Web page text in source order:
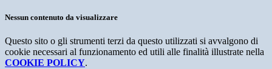
Nessun contenuto da visualizzare
Questo sito o gli strumenti terzi da questo utilizzati si avvalgono di
cookie necessari al funzionamento ed utili alle finalità illustrate nella
COOKIE POLICY.